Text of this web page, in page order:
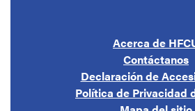
Acerca de
Contáctanos
Declaración de
Política de Privacidad